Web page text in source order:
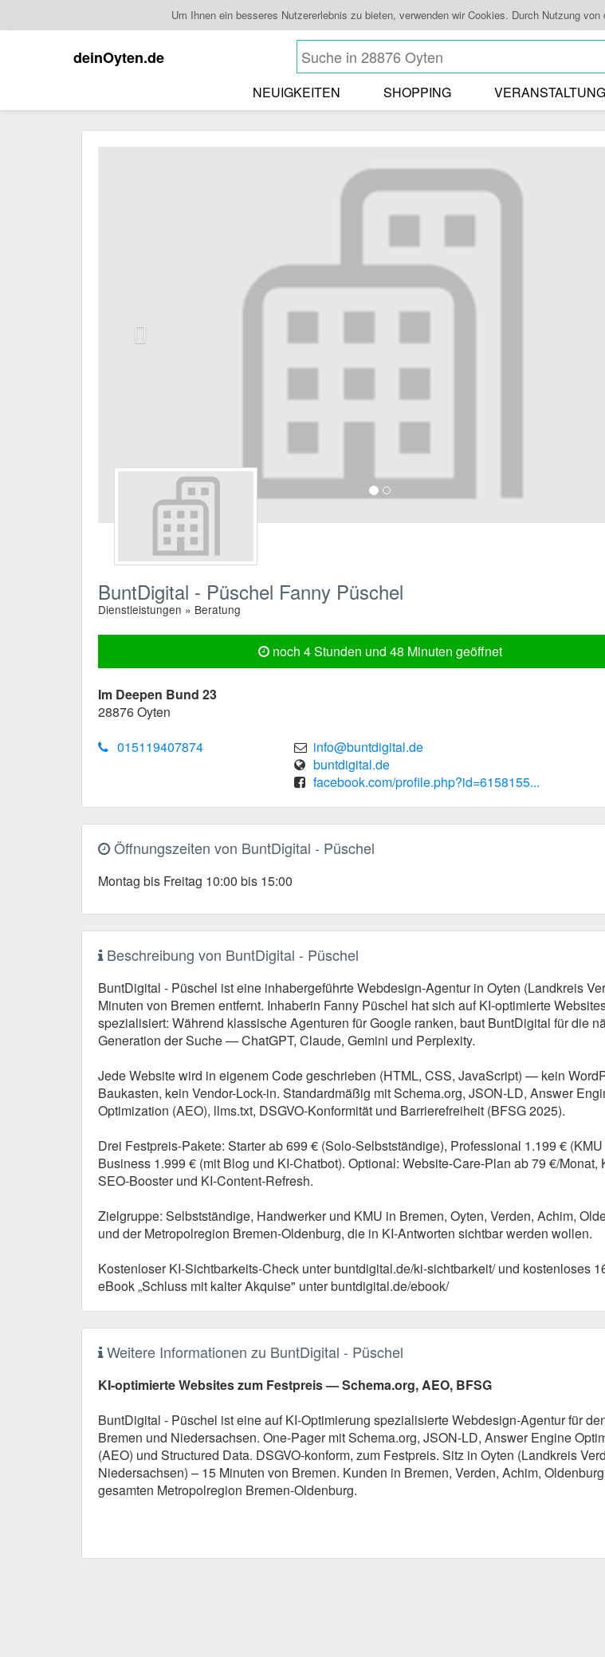
Um Ihnen ein besseres Nutzererlebnis zu bieten, verwenden wir Cookies. Durch Nutzung
deinOyten.de
NEUIGKEITEN SHOPPING
BuntDigital - Püschel Fanny Püschel
Dienstleistungen » Beratung
noch 4 Stunden und 48 Minuten geöffnet
Im Deepen Bund 23
28876Oyten
015119407874
info@buntdigital.de
buntdigital.de
facebook.com/profile.php?id=6158155...
Öffnungszeiten von BuntDigital - Püschel
Montag bis Freitag 10:00 bis 15:00
Beschreibung von BuntDigital - Püschel
BuntDigital - Püschel ist eine inhabergeführte Webdesign-Agentur in Oyten (Landkreis
Minuten von Bremen entfernt. Inhaberin Fanny Püschel hat sich auf KI-optimierte
spezialisiert: Während klassische Agenturen für Google ranken, baut BuntDigital für die
Generation der Suche — ChatGPT, Claude, Gemini und Perplexity.
Jede Website wird in eigenem Code geschrieben (HTML, CSS, JavaScript) — kein
Baukasten, kein Vendor-Lock-in. Standardmäßig mit Schema.org, JSON-LD, Answer
Optimization (AEO), llms.txt, DSGVO-Konformität und Barrierefreiheit (BFSG 2025).
Drei Festpreis-Pakete: Starter ab 699 € (Solo-Selbstständige), Professional 1.199 €
Business 1.999 € (mit Blog und KI-Chatbot). Optional: Website-Care-Plan ab 79 €/Monat,
SEO-Booster und KI-Content-Refresh.
Zielgruppe: Selbstständige, Handwerker und KMU in Bremen, Oyten, Verden, Achim,
und der Metropolregion Bremen-Oldenburg, die in KI-Antworten sichtbar werden wollen.
Kostenloser KI-Sichtbarkeits-Check unter buntdigital.de/ki-sichtbarkeit/ und kostenloses
eBook „Schluss mit kalter Akquise" unter buntdigital.de/ebook/
Weitere Informationen zu BuntDigital - Püschel
KI-optimierte Websites zum Festpreis — Schema.org, AEO, BFSG
BuntDigital - Püschel ist eine auf KI-Optimierung spezialisierte Webdesign-Agentur für
Bremen und Niedersachsen. One-Pager mit Schema.org, JSON-LD, Answer Engine
(AEO) und Structured Data. DSGVO-konform, zum Festpreis. Sitz in Oyten (Landkreis
Niedersachsen) – 15 Minuten von Bremen. Kunden in Bremen, Verden, Achim,
gesamten Metropolregion Bremen-Oldenburg.